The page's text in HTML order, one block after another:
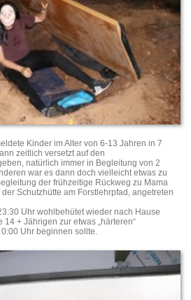
Kinder im Alter von 6-13 Jahren in 7
zeitlich versetzt auf den
natürlich immer in Begleitung von 2
war es dann doch vielleicht etwas zu
der frühzeitige Rückweg zu Mama
Schutzhütte am Forstlehrpfad, angetreten
Uhr wohlbehütet wieder nach Hause
+ Jährigen zur etwas „härteren“
Uhr beginnen sollte.